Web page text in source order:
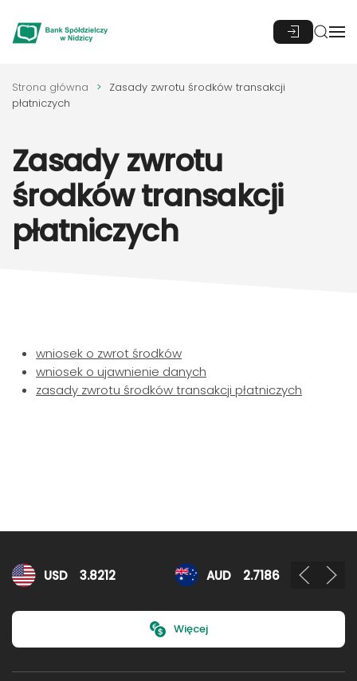
Przejdź do głównej treści
Strona główna
Zasady zwrotu środków transakcji
płatniczych
Zasady zwrotu
środków transakcji
płatniczych
wniosek o zwrot środków
wniosek o ujawnienie danych
zasady zwrotu środków transakcji płatniczych
Kursy walut
USD 3.8212 AUD 2.7186
Więcej